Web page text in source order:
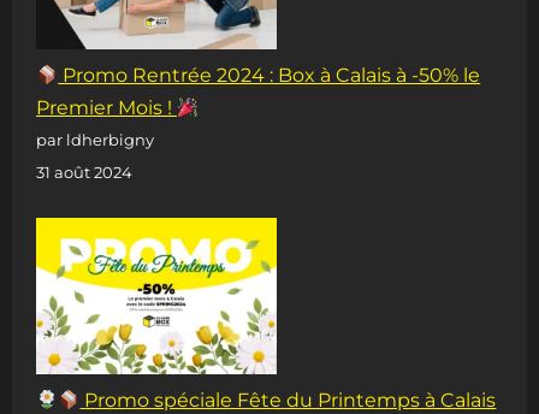
Promo Rentrée 2024 : Box à Calais à -50% le
Premier Mois !
par ldherbigny
31 août 2024
Promo spéciale Fête du Printemps à Calais